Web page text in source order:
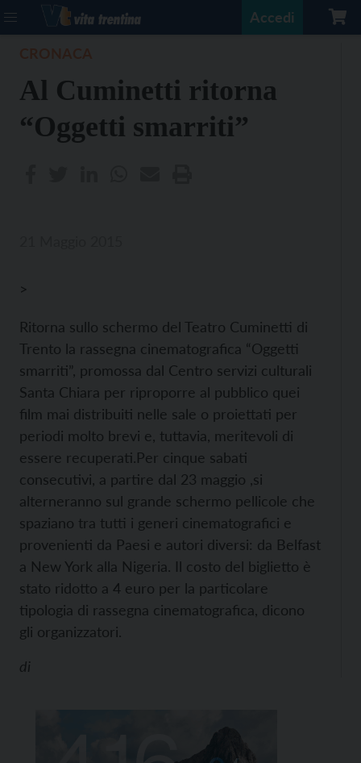
Accedi
Al Cuminetti ritorna
“Oggetti smarriti”
>
Ritorna sullo schermo del Teatro Cuminetti di
Trento la rassegna cinematografica “Oggetti
smarriti”, promossa dal Centro servizi culturali
Santa Chiara per riproporre al pubblico quei
film mai distribuiti nelle sale o proiettati per
periodi molto brevi e, tuttavia, meritevoli di
essere recuperati.Per cinque sabati
consecutivi, a partire dal 23 maggio ,si
alterneranno sul grande schermo pellicole che
spaziano tra tutti i generi cinematografici e
provenienti da Paesi e autori diversi: da Belfast
a New York alla Nigeria. Il costo del biglietto è
stato ridotto a 4 euro per la particolare
tipologia di rassegna cinematografica, dicono
gli organizzatori.
di